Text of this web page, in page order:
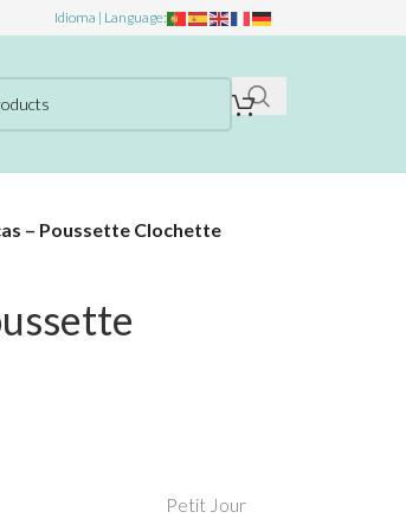
Idioma | Language:
– Poussette Clochette
Petit Jour